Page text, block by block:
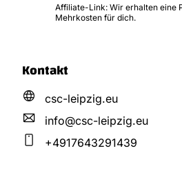
Affiliate-Link: Wir erhalten eine
Mehrkosten für dich.
Kontakt
csc-leipzig.eu
info@csc-leipzig.eu
+4917643291439